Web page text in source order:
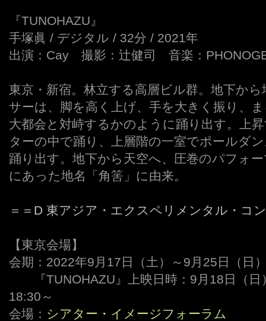
『TUNOHAZU』
手塚眞 / デジタル / 32分 / 2021年
出演：Cay 撮影：辻健司 音楽：
東京・新宿。林立する高層ビル群。地下か
サーは、脚を高く上げ、手を大きく振り、
大都会と対峙するかのように踊り出す。上
ターの中で踊り、上層階の一室でポールダ
踊り出す。地下から天空へ、圧巻のパフォ
にあった地名「角筈」に由来。
＝＝D 東アジア・エクスペリメンタル・コ
【東京会場】
会期：2022年9月17日（土）～9月25日（日
『TUNOHAZU』上映日時：9月18日（
18:30～
会場： シアター・イメージフォーラム